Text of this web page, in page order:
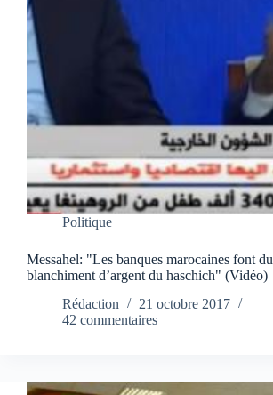
Politique
Messahel: "Les banques marocaines font du
blanchiment d’argent du haschich" (Vidéo)
Rédaction
21 octobre 2017
42 commentaires